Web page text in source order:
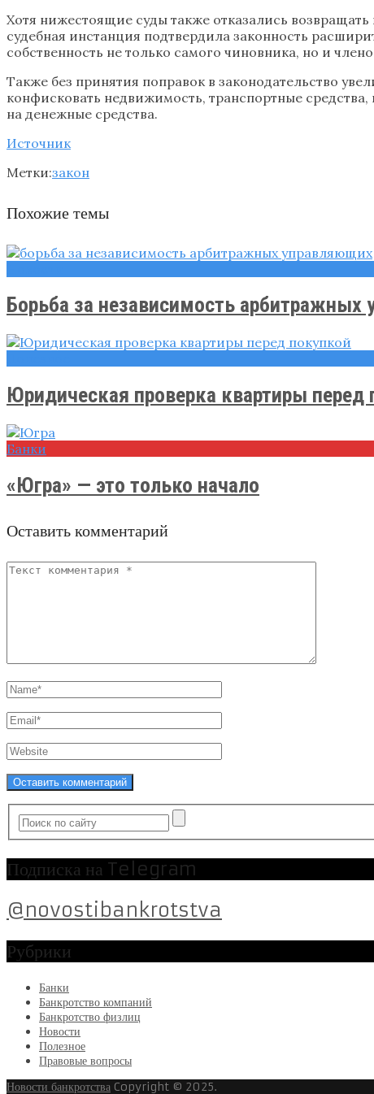
Хотя нижестоящие суды также отказались
судебная инстанция подтвердила законность
собственность не только самого чиновника, но и
Также без принятия поправок в законодательство
конфисковать недвижимость, транспортные
на денежные средства.
Источник
Метки:закон
Похожие темы
Борьба за независимость
Юридическая проверка квартиры перед
Банки
​«Югра» — это только начало
Оставить комментарий
Подписка на Telegram
@novostibankrotstva
Рубрики
Банки
Банкротство компаний
Банкротство физлиц
Новости
Полезное
Правовые вопросы
Новости банкротства Copyright © 2025.